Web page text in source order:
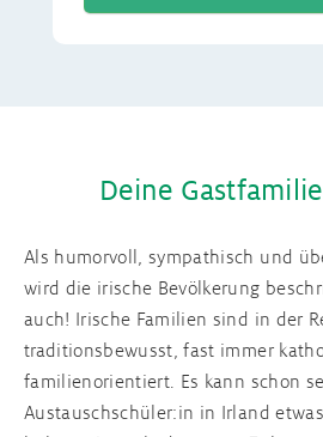
Deine
Als humorvoll, sympathisch und
wird die irische Bevölkerung
auch! Irische Familien sind in der
traditionsbewusst, fast immer
familienorientiert. Es kann schon
Austauschschüler:in in Irland